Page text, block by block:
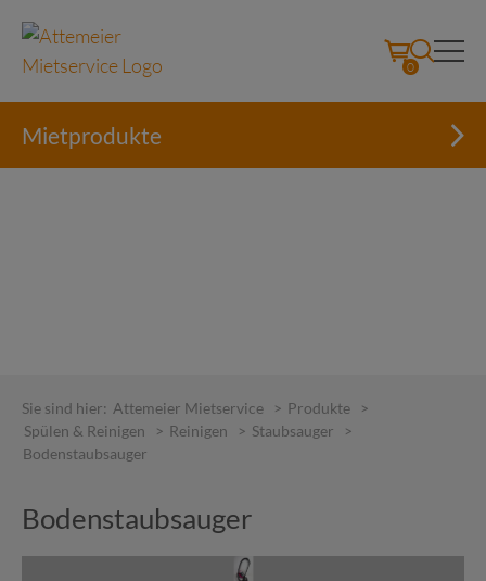
0
Mietprodukte
content
Sie sind hier: Attemeier Mietservice > Produkte
>
Spülen & Reinigen
> Reinigen > Staubsauger
>
Bodenstaubsauger
Bodenstaubsauger